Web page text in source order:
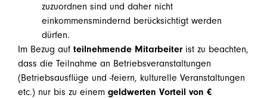
zuzuordnen sind und daher nicht
einkommensmindernd berücksichtigt werden
dürfen.
Im Bezug auf teilnehmende Mitarbeiter ist zu beachten,
dass die Teilnahme an Betriebsveranstaltungen
(Betriebsausflüge und -feiern, kulturelle Veranstaltungen
etc.) nur bis zu einem geldwerten Vorteil von €